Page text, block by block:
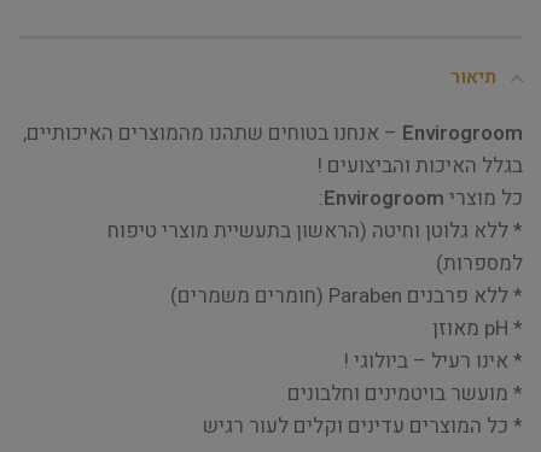
תיאור
Envirogroom – אנחנו בטוחים שתהנו מהמוצרים האיכותיים,
בגלל האיכות והביצועים !
כל מוצרי Envirogroom
:
* ללא גלוטן וחיטה (הראשון בתעשיית מוצרי טיפוח
למספרות)
* ללא פרבנים Paraben (חומרים משמרים)
* pH מאוזן
* אינו רעיל – ביולוגי !
* מועשר בויטמינים וחלבונים
* כל המוצרים עדינים וקלים לעור רגיש